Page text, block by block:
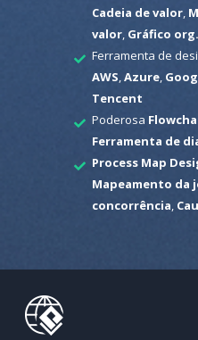
Cadeia de valor,
valor, Gráfico
Ferramenta de
AWS Azure,
Tencent
Poderosa
Ferramenta de
Process Map
Mapeamento da
concorrência